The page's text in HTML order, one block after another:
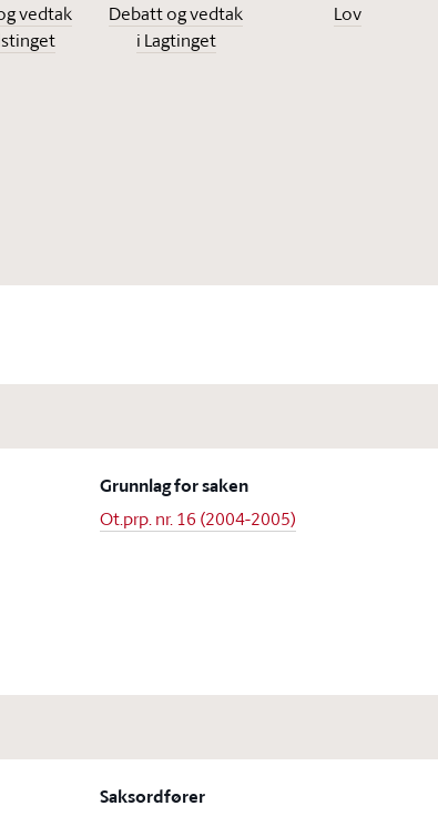
vedtak
Debatt og vedtak
i Lagtinget
Lov
Grunnlag for saken
Ot.prp. nr. 16 (2004-2005)
Saksordfører